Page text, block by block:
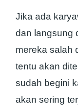
Jika ada
dan langsung
mereka salah
tentu akan
sudah begini
akan sering